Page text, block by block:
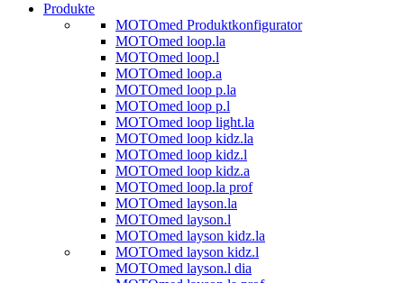
Produkte
MOTOmed Produktkonfigurator
MOTOmed loop.la
MOTOmed loop.l
MOTOmed loop.a
MOTOmed loop p.la
MOTOmed loop p.l
MOTOmed loop light.la
MOTOmed loop kidz.la
MOTOmed loop kidz.l
MOTOmed loop kidz.a
MOTOmed loop.la prof
MOTOmed layson.la
MOTOmed layson.l
MOTOmed layson kidz.la
MOTOmed layson kidz.l
MOTOmed layson.l dia